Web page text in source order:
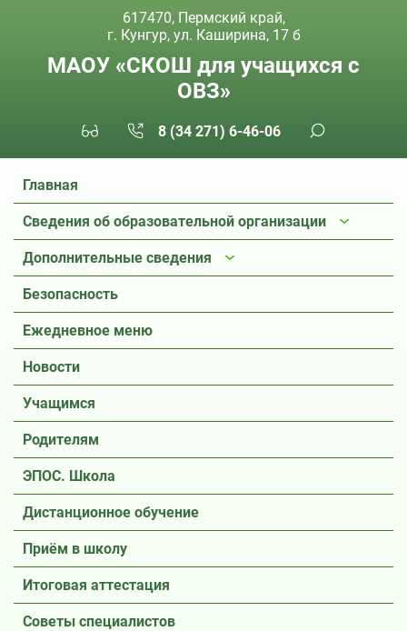
617470, Пермский край,
г. Кунгур, ул. Каширина, 17 б
МАОУ «СКОШ для учащихся с
ОВЗ»
8 (34 271) 6-46-06
Главная
Сведения об образовательной организации
Дополнительные сведения
Безопасность
Ежедневное меню
Новости
Учащимся
Родителям
ЭПОС. Школа
Дистанционное обучение
Приём в школу
Итоговая аттестация
Советы специалистов